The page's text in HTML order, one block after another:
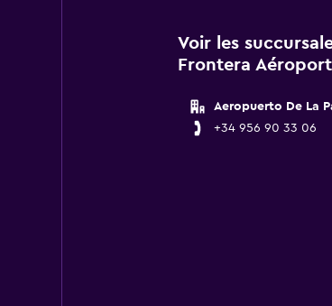
Voir les
Frontera
Aeropuerto De La
+34 956 90 33 06